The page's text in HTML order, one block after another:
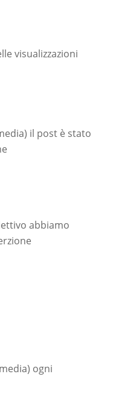
visualizzazioni
il post è stato
abbiamo
ogni